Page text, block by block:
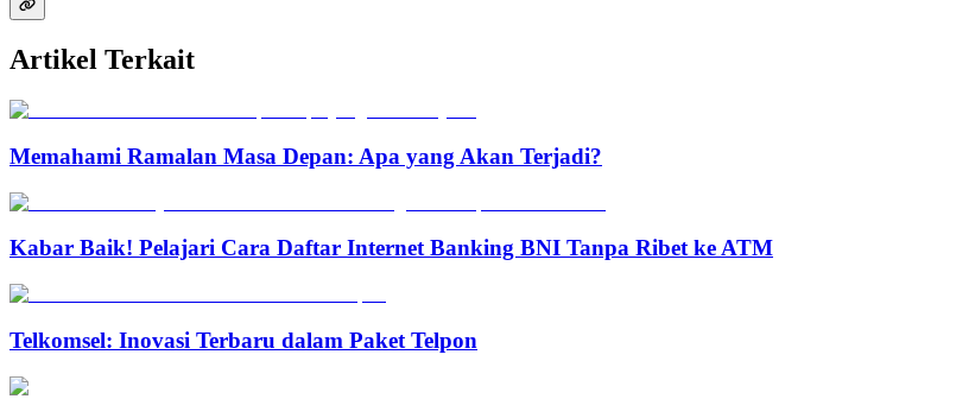
Artikel Terkait
Memahami Ramalan Masa Depan: Apa yang Akan Terjadi?
Kabar Baik! Pelajari Cara Daftar Internet Banking BNI Tanpa Ribet ke ATM
Telkomsel: Inovasi Terbaru dalam Paket Telpon